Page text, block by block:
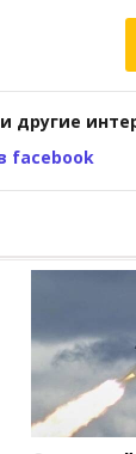
другие
facebook